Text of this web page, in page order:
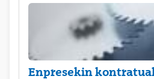
Enpresekin